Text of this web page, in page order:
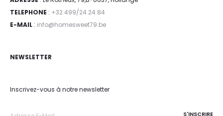
TELEPHONE : +32 499/24.24.84
E-MAIL : info@homesweet79.be
NEWSLETTER
Inscrivez-vous à notre newsletter